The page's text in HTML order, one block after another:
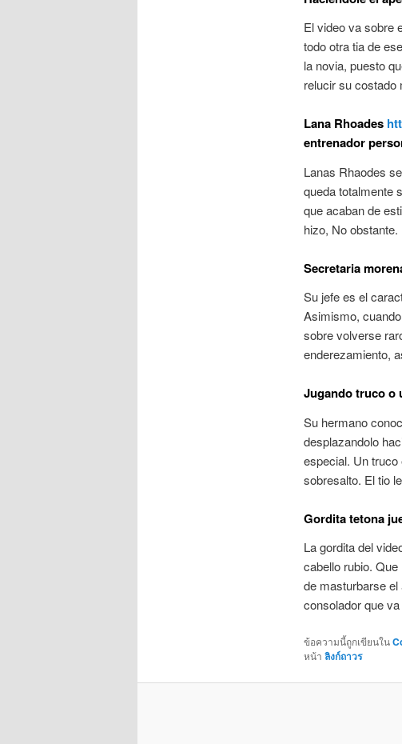
El video va sobre
todo otra tia de
la novia, puesto
relucir su costado
Lana Rhoades
entrenador
Lanas Rhaodes
queda totalmente
que acaban de
hizo, No obstante.
Secretaria
Su jefe es el
Asimismo,
sobre volverse
enderezamiento,
Jugando truco o
Su hermano
desplazandolo
especial. Un truco
sobresalto. El tio
Gordita tetona
La gordita del
cabello rubio.
de masturbarse
consolador que
ข้อความนี้ถูกเขียนใน
หน้า ลิงก์ถาวร